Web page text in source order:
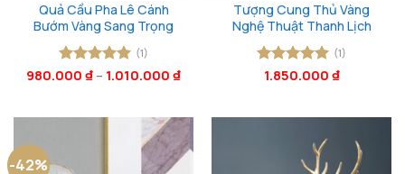
Quả Cầu Pha Lê Cánh
Bướm Vàng Sang Trọng
Được xếp
(1)
980.000 ₫ – 1.010.000 ₫
Tượng Cung Thủ Vàng
Nghệ Thuật Thanh Lịch
Được xếp
(1)
1.850.000 ₫
-42%